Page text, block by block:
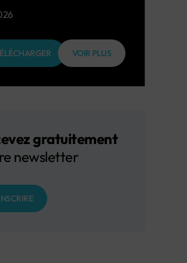
VOIR PLUS
gratuitement
newsletter